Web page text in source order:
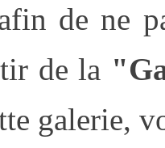
de ne
de la
galerie,